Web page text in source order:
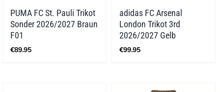
PUMA FC St. Pauli Trikot
Sonder 2026/2027 Braun
F01
€89.95
adidas FC Arsenal
London Trikot 3rd
2026/2027 Gelb
€99.95